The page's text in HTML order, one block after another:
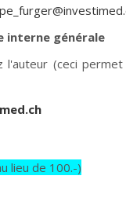
interne générale
l'auteur (ceci
lieu de 100.-)